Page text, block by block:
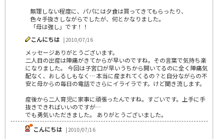
無理しない程度に、パパには夕食は買ってきてもらったり、
色々手抜きしながらでしたが、何とかなりました。
「母は強し」です！！
こんにちは | 2010/07/16
メッセージありがとうございます。
二人目の出産は陣痛がきてからが早いのですね。その言葉で気持ち楽
になりました。 今回は子宮口が早いうちから開いてるのに全く陣痛気
配なく、おしるしもなく… 本当に産まれてくるの？と自分ながらの不
安と母からの毎日の電話でさらにイライラです。けど聞き流します。
産後から二人育児に家事に頑張ったんですね。すごいです。上手に手
抜きできればいいのですが…
でも勇気いただきました。 ありがとうございました。
こんにちは | 2010/07/16